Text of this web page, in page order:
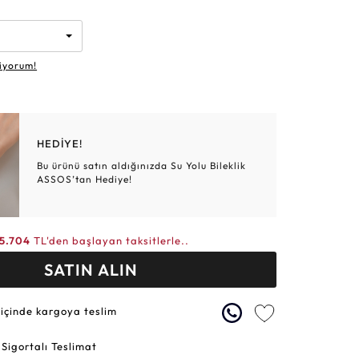
Elmas Bilezikler
Altın Tesbihler
Altın Hasır Setler
Violet
HEDİYE!
Bu ürünü satın aldığınızda Su Yolu Bileklik
ASSOS’tan Hediye!
TL'den başlayan taksitlerle..
SATIN ALIN
kargoya teslim
Teslimat